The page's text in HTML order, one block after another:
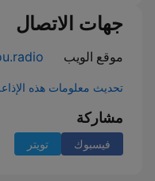
جهات الاتصال
موقع الويب
تحديث معلومات هذه
مشاركة
فيسبوك تويتر